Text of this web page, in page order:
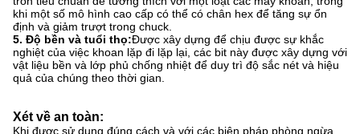
khi một số mô hình cao cấp có thể có chân hex để tăng sự ổn
định và giảm trượt trong chuck.
5. Độ bền và tuổi thọ:Được xây dựng để chịu được sự khắc
nghiệt của việc khoan lặp đi lặp lại, các bit này được xây dựng với
vật liệu bền và lớp phủ chống nhiệt để duy trì độ sắc nét và hiệu
quả của chúng theo thời gian.
Xét về an toàn:
Khi được sử dụng đúng cách và với các biện pháp phòng ngừa